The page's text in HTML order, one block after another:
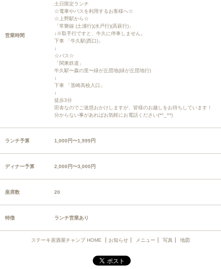
営業時間
土日限定ランチ
☆電車やバスを利用するお客様へ☆
☆上野駅から☆
「常磐線 (土浦行)(水戸行)(高萩行)」
↓※取手行ですと、牛久に停車しません。
下車 「牛久駅(西口)」
↓
☆バス☆
「関東鉄道」
牛久駅〜森の里〜緑が丘団地(緑が丘団地行)
↓
下車 「茎崎高校入口」
↓
徒歩3分
田舎なのでご迷惑おかけしますが、皆様のお越しをお待ちしています！
分からない事があればお気軽にお電話ください(*^_^*)
ランチ予算 1,000円〜1,999円
ディナー予算 2,000円〜3,000円
座席数 20
特徴 ランチ営業あり
ステーキ居酒屋チャンプ HOME お知らせ メニュー 写真 地図